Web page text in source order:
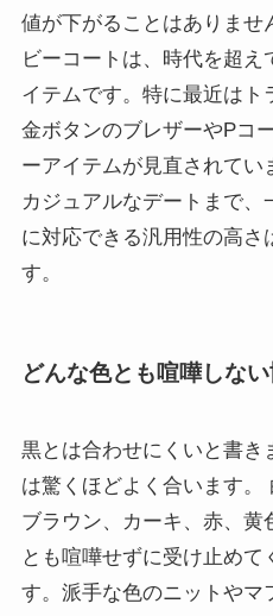
値が下がることはありませ
ビーコートは、時代を超
イテムです。特に最近はト
金ボタンのブレザーやPコ
ーアイテムが見直されてい
カジュアルなデートまで
に対応できる汎用性の高
す。
どんな色とも喧嘩しな
黒とは合わせにくいと書き
は驚くほどよく合います。
ブラウン、カーキ、赤、
とも喧嘩せずに受け止めて
す。派手な色のニットやマ